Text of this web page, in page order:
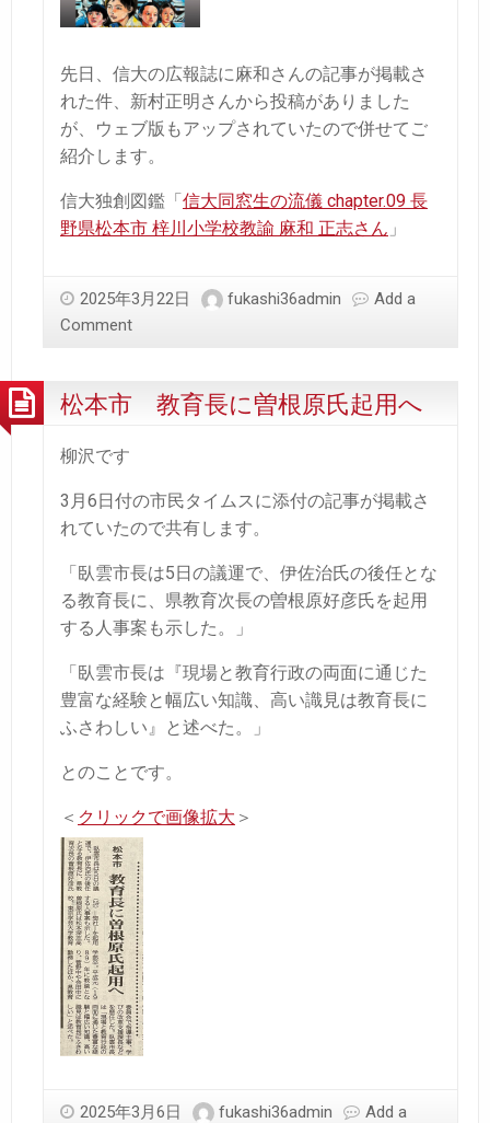
先日、信大の広報誌に麻和さんの記事が掲載さ
れた件、新村正明さんから投稿がありました
が、ウェブ版もアップされていたので併せてご
紹介します。
信大独創図鑑「信大同窓生の流儀 chapter.09 長
野県松本市 梓川小学校教諭 麻和 正志さん 」
2025年3月22日 fukashi36admin
Add a
Comment
松本市 教育長に曽根原氏起用へ
柳沢です
3月6日付の市民タイムスに添付の記事が掲載さ
れていたので共有します。
「臥雲市長は5日の議運で、伊佐治氏の後任とな
る教育長に、県教育次長の曽根原好彦氏を起用
する人事案も示した。」
「臥雲市長は『現場と教育行政の両面に通じた
豊富な経験と幅広い知識、高い識見は教育長に
ふさわしい』と述べた。」
とのことです。
＜ クリックで画像拡大 ＞
2025年3月6日 fukashi36admin
Add a